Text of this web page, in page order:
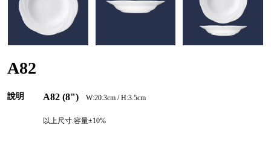
A82
說明 A82 (8") W:20.3cm / H:3.5cm
以上尺寸.容量±10%